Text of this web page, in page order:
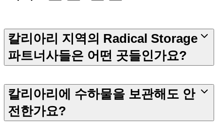
칼리아리 지역의 Radical Storage
파트너사들은 어떤 곳들인가요?
칼리아리에 수하물을 보관해도 안
전한가요?